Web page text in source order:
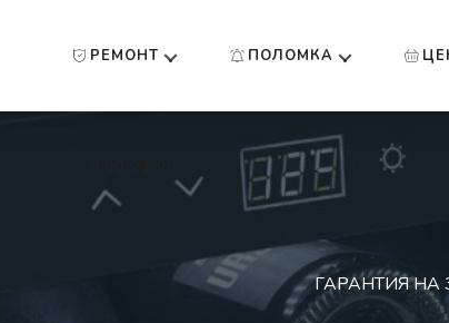
РЕМОНТ ПОЛОМКА
ГАРАНТИЯ НА